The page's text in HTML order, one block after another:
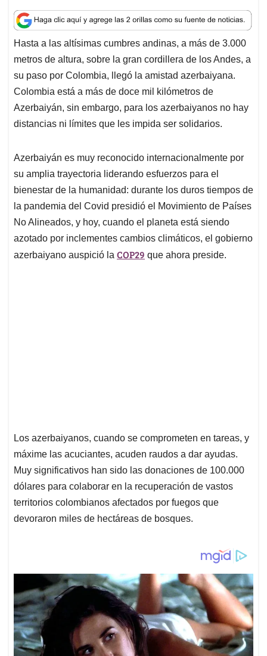
a
t
s
A
p
p
c
e
b
o
o
k
n
k
e
d
I
n
a
i
l
r
e
a
d
s
Hasta a las altísimas cumbres andinas, a más de 3.000
metros de altura, sobre la gran cordillera de los Andes, a
su paso por Colombia, llegó la amistad azerbaiyana.
Colombia está a más de doce mil kilómetros de
Azerbaiyán, sin embargo, para los azerbaiyanos no hay
distancias ni límites que les impida ser solidarios.
Azerbaiyán es muy reconocido internacionalmente por
su amplia trayectoria liderando esfuerzos para el
bienestar de la humanidad: durante los duros tiempos de
la pandemia del Covid presidió el Movimiento de Países
No Alineados, y hoy, cuando el planeta está siendo
azotado por inclementes cambios climáticos, el gobierno
azerbaiyano auspició la COP29 que ahora preside.
Los azerbaiyanos, cuando se comprometen en tareas, y
máxime las acuciantes, acuden raudos a dar ayudas.
Muy significativos han sido las donaciones de 100.000
dólares para colaborar en la recuperación de vastos
territorios colombianos afectados por fuegos que
devoraron miles de hectáreas de bosques.